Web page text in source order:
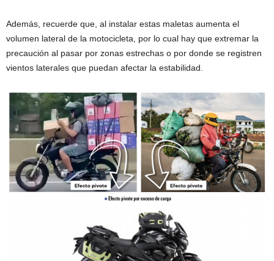
Además, recuerde que, al instalar estas maletas aumenta el
volumen lateral de la motocicleta, por lo cual hay que extremar la
precaución al pasar por zonas estrechas o por donde se registren
vientos laterales que puedan afectar la estabilidad.